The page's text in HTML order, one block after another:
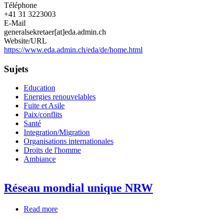
Téléphone
+41 31 3223003
E-Mail
generalsekretaer[at]eda.admin.ch
Website/URL
https://www.eda.admin.ch/eda/de/home.html
Sujets
Education
Energies renouvelables
Fuite et Asile
Paix/conflits
Santé
Integration/Migration
Organisations internationales
Droits de l'homme
Ambiance
Réseau mondial unique NRW
Read more